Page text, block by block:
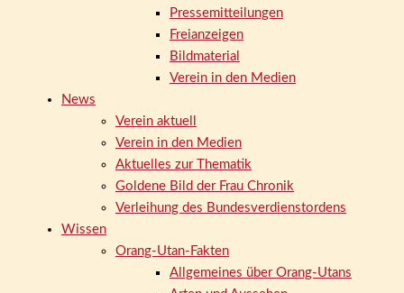
Pressemitteilungen
Freianzeigen
Bildmaterial
Verein in den Medien
News
Verein aktuell
Verein in den Medien
Aktuelles zur Thematik
Goldene Bild der Frau Chronik
Verleihung des Bundesverdienstordens
Wissen
Orang-Utan-Fakten
Allgemeines über Orang-Utans